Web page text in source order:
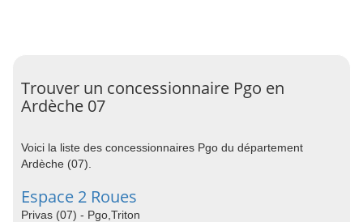
Trouver un concessionnaire Pgo en
Ardèche 07
Voici la liste des concessionnaires Pgo du département
Ardèche (07).
Espace 2 Roues
Privas (07) - Pgo,Triton